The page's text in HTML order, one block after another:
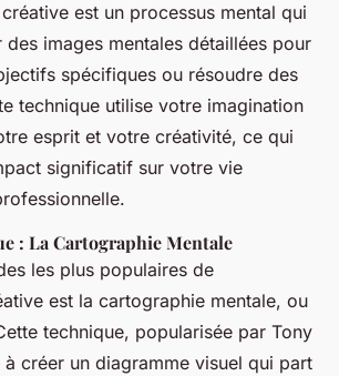
est un processus mental qui
des images mentales détaillées pour
spécifiques ou résoudre des
technique utilise votre imagination
esprit et votre créativité, ce qui
significatif sur votre vie
: La Cartographie Mentale
les plus populaires de
est la cartographie mentale, ou
technique, popularisée par Tony
à créer un diagramme visuel qui part